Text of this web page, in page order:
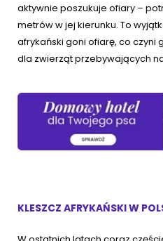
aktywnie poszukuje ofiary –
metrów w jej kierunku. To
afrykański goni ofiarę, co
dla zwierząt przebywających
KLESZCZ AFRYKAŃSKI W